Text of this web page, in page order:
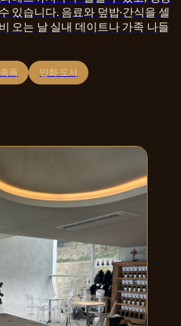
있습니다. 음료와 덮밥·간식을 셀
오는 날 실내 데이트나 가족 나들
욕 만화·도서